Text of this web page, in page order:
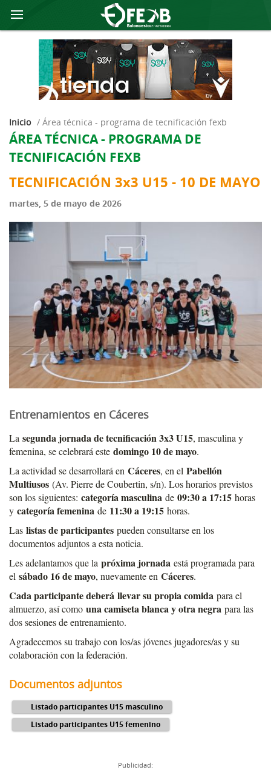
Inicio / área técnica - programa de tecnificación fexb
ÁREA TÉCNICA - PROGRAMA DE
TECNIFICACIÓN FEXB
TECNIFICACIÓN 3x3 U15 - 10 DE MAYO
martes, 5 de mayo de 2026
Entrenamientos en Cáceres
La segunda jornada de tecnificación 3x3 U15, masculina y
femenina, se celebrará este domingo 10 de mayo.
La actividad se desarrollará en Cáceres, en el Pabellón
Multiusos (Av. Pierre de Coubertin, s/n). Los horarios previstos
son los siguientes: categoría masculina de 09:30 a 17:15 horas
y categoría femenina de 11:30 a 19:15 horas.
Las listas de participantes pueden consultarse en los
documentos adjuntos a esta noticia.
Les adelantamos que la próxima jornada está programada para
el sábado 16 de mayo, nuevamente en Cáceres.
Cada participante deberá llevar su propia comida para el
almuerzo, así como una camiseta blanca y otra negra para las
dos sesiones de entrenamiento.
Agradecemos su trabajo con los/as jóvenes jugadores/as y su
colaboración con la federación.
Documentos adjuntos
Listado participantes U15 masculino
Listado participantes U15 femenino
Publicidad: